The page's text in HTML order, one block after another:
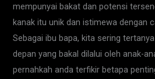
mempunyai bakat dan potensi
kanak itu unik dan istimewa dengan
Sebagai ibu bapa, kita sering
depan yang bakal dilalui oleh anak-
pernahkah anda terfikir betapa